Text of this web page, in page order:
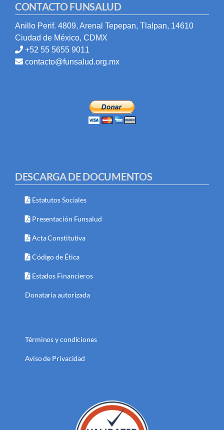
CONTACTO FUNSALUD
Anillo Perif. 4809, Arenal Tepepan, Tlalpan, 14610
Ciudad de México, CDMX
+52 55 5655 9011
contacto@funsalud.org.mx
DESCARGA DE DOCUMENTOS
Estatutos Sociales
Presentación Funsalud
Acta Constitutiva
Código de Ética
Estados Financieros
Donataria autorizada
Términos y condiciones
Aviso de Privacidad